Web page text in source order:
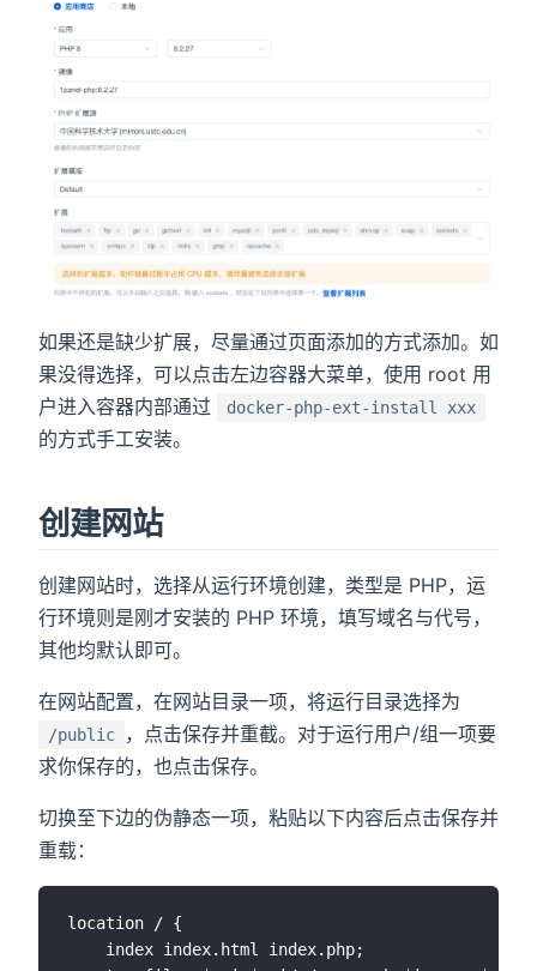
如果还是缺少扩展，尽量通过页面添加的方式添加。如
果没得选择，可以点击左边容器大菜单，使用 root 用
户进入容器内部通过
docker-php-ext-install xxx
的方式手工安装。
创建网站
创建网站时，选择从运行环境创建，类型是 PHP，运
行环境则是刚才安装的 PHP 环境，填写域名与代号，
其他均默认即可。
在网站配置，在网站目录一项，将运行目录选择为
/public
，点击保存并重截。对于运行用户/组一项要
求你保存的，也点击保存。
切换至下边的伪静态一项，粘贴以下内容后点击保存并
重载：
location / {
    index index.html index.php;